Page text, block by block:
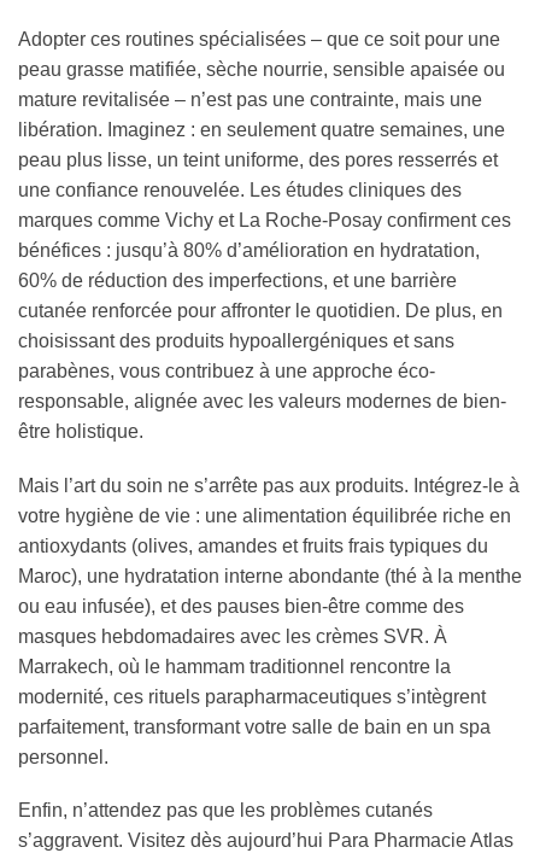
Adopter ces routines spécialisées – que ce soit pour une
peau grasse matifiée, sèche nourrie, sensible apaisée ou
mature revitalisée – n’est pas une contrainte, mais une
libération. Imaginez : en seulement quatre semaines, une
peau plus lisse, un teint uniforme, des pores resserrés et
une confiance renouvelée. Les études cliniques des
marques comme Vichy et La Roche-Posay confirment ces
bénéfices : jusqu’à 80% d’amélioration en hydratation,
60% de réduction des imperfections, et une barrière
cutanée renforcée pour affronter le quotidien. De plus, en
choisissant des produits hypoallergéniques et sans
parabènes, vous contribuez à une approche éco-
responsable, alignée avec les valeurs modernes de bien-
être holistique.
Mais l’art du soin ne s’arrête pas aux produits. Intégrez-le à
votre hygiène de vie : une alimentation équilibrée riche en
antioxydants (olives, amandes et fruits frais typiques du
Maroc), une hydratation interne abondante (thé à la menthe
ou eau infusée), et des pauses bien-être comme des
masques hebdomadaires avec les crèmes SVR. À
Marrakech, où le hammam traditionnel rencontre la
modernité, ces rituels parapharmaceutiques s’intègrent
parfaitement, transformant votre salle de bain en un spa
personnel.
Enfin, n’attendez pas que les problèmes cutanés
s’aggravent. Visitez dès aujourd’hui Para Pharmacie Atlas